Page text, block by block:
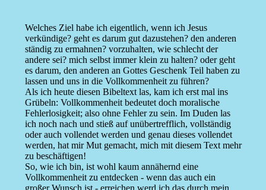
Welches Ziel habe ich eigentlich, wenn ich Jesus
verkündige? geht es darum gut dazustehen? den anderen
ständig zu ermahnen? vorzuhalten, wie schlecht der
andere sei? mich selbst immer klein zu halten? oder geht
es darum, den anderen an Gottes Geschenk Teil haben zu
lassen und uns in die Vollkommenheit zu führen?
Als ich heute diesen Bibeltext las, kam ich erst mal ins
Grübeln: Vollkommenheit bedeutet doch moralische
Fehlerlosigkeit; also ohne Fehler zu sein. Im Duden las
ich noch nach und stieß auf unübertrefflich, vollständig
oder auch vollendet werden und genau dieses vollendet
werden, hat mir Mut gemacht, mich mit diesem Text mehr
zu beschäftigen!
So, wie ich bin, ist wohl kaum annähernd eine
Vollkommenheit zu entdecken - wenn das auch ein
großer Wunsch ist - erreichen werd ich das durch mein